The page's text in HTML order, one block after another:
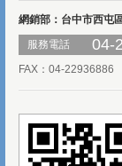
網銷部：台中市西屯
服務電話
04-
FAX：04-